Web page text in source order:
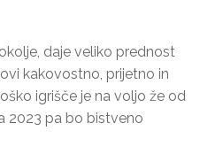
daje veliko prednost
kakovostno, prijetno in
igrišče je na voljo že od
2023 pa bo bistveno